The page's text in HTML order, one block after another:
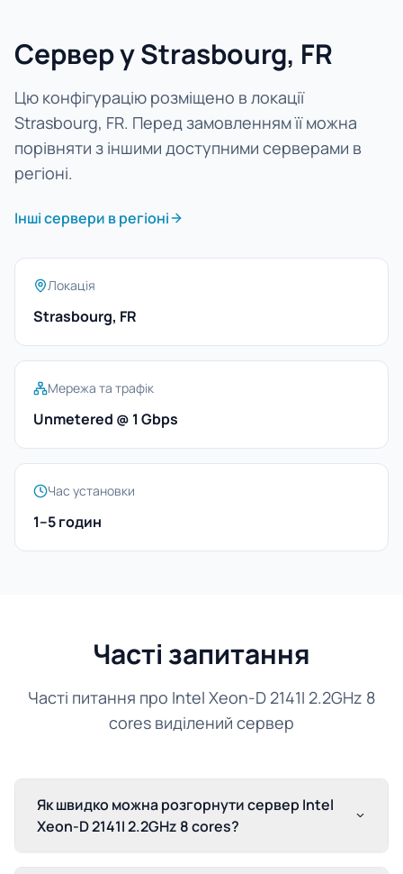
Сервер у Strasbourg, FR
Цю конфігурацію розміщено в локації
Strasbourg, FR. Перед замовленням її можна
порівняти з іншими доступними серверами в
регіоні.
Інші сервери в регіоні
Локація
Strasbourg, FR
Мережа та трафік
Unmetered @ 1 Gbps
Час установки
1–5 годин
Часті запитання
Часті питання про Intel Xeon-D 2141I 2.2GHz 8
cores виділений сервер
Як швидко можна розгорнути сервер Intel
Xeon-D 2141I 2.2GHz 8 cores?